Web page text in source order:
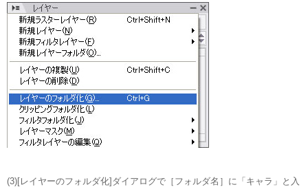
(3)[レイヤーのフォルダ化]ダイアログで［フォルダ名］に「キャラ」と入